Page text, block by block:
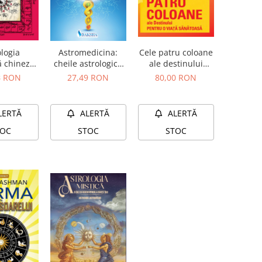
chineză
RON
Astromedicina:
cheile astrologice
ale terapiei bolilor
27,49 RON
ALERTĂ
STOC
Cele patru coloane
ale destinului
pentru o viață
80,00 RON
ALERTĂ
STOC